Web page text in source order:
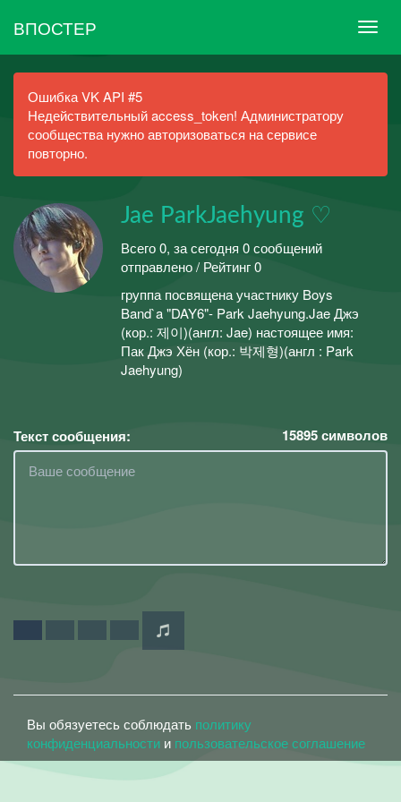
ВПОСТЕР
Ошибка VK API #5
Недействительный access_token! Администратору
сообщества нужно авторизоваться на сервисе
повторно.
Jae ParkJaehyung ♡
Всего 0, за сегодня 0 сообщений
отправлено / Рейтинг 0
группа посвящена участнику Boys
Band`a "DAY6"- Park Jaehyung.Jae Джэ
(кор.: 제이)(англ: Jae) настоящее имя:
Пак Джэ Хён (кор.: 박제형)(англ : Park
Jaehyung)
Текст сообщения: 15895символов
Вы обязуетесь соблюдать политику
конфиденциальности и пользовательское соглашение